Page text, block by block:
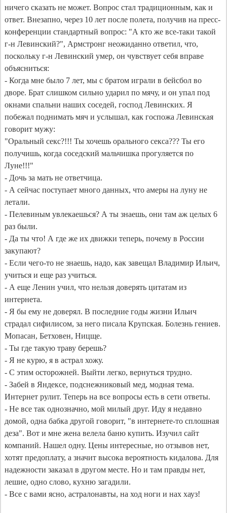
ничего сказать не может. Вопрос стал традиционным, как и
ответ. Внезапно, через 10 лет после полета, получив на пресс-
конференции стандартный вопрос: "А кто же все-таки такой
г-н Левинский?", Армстронг неожиданно ответил, что,
поскольку г-н Левинский умер, он чувствует себя вправе
объясниться:
- Когда мне было 7 лет, мы с братом играли в бейсбол во
дворе. Брат слишком сильно ударил по мячу, и он упал под
окнами спальни наших соседей, господ Левинских. Я
побежал поднимать мяч и услышал, как госпожа Левинская
говорит мужу:
"Оральный секс?!!! Ты хочешь орального секса??? Ты его
получишь, когда соседский мальчишка прогуляется по
Луне!!!"
- Дочь за мать не ответчица.
- А сейчас поступает много данных, что амеры на луну не
летали.
- Пелевиным увлекаешься? А ты знаешь, они там аж целых 6
раз были.
- Да ты что! А где же их движки теперь, почему в России
закупают?
- Если чего-то не знаешь, надо, как завещал Владимир Ильич,
учиться и еще раз учиться.
- А еще Ленин учил, что нельзя доверять цитатам из
интернета.
- Я бы ему не доверял. В последние годы жизни Ильич
страдал сифилисом, за него писала Крупская. Болезнь гениев.
Мопасан, Бетховен, Ницще.
- Ты где такую траву берешь?
- Я не курю, я в астрал хожу.
- С этим осторожней. Выйти легко, вернуться трудно.
- Забей в Яндексе, подснежниковый мед, модная тема.
Интернет рулит. Теперь на все вопросы есть в сети ответы.
- Не все так однозначно, мой милый друг. Иду я недавно
домой, одна бабка другой говорит, "в интернете-то сплошная
деза". Вот и мне жена велела баню купить. Изучил сайт
компаний. Нашел одну. Цены интересные, но отзывов нет,
хотят предоплату, а значит высока вероятность кидалова. Для
надежности заказал в другом месте. Но и там правды нет,
лешие, одно слово, кухню загадили.
- Все с вами ясно, астралонавты, на ход ноги и нах хауз!